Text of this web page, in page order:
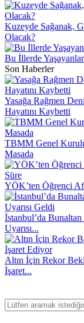
Kuzeyde Sağanak,
Olacak?
Bu İllerde
Son Haberler
Yasağa Rağmen
Hayatını Kaybetti
TBMM Genel
Masada
YÖK’ten Öğrenci
İstanbul’da Bunaltan
Uyarısı...
Altın İçin Rekor
İşaret...